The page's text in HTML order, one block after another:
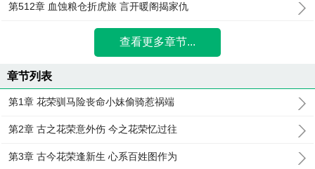
第512章 血蚀粮仓折虎旅 言开暖阁揭家仇
查看更多章节...
章节列表
第1章 花荣驯马险丧命小妹偷骑惹祸端
第2章 古之花荣意外伤 今之花荣忆过往
第3章 古今花荣逢新生 心系百姓图作为